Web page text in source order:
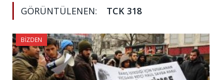
GÖRÜNTÜLENEN: TCK 318
BIZDEN